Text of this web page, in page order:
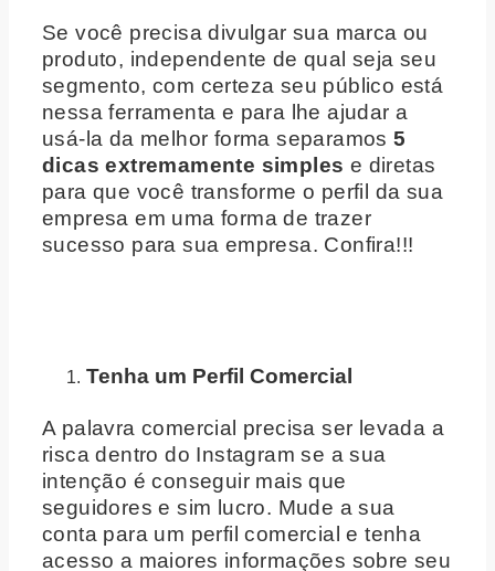
Se você precisa divulgar sua marca ou
produto, independente de qual seja seu
segmento, com certeza seu público está
nessa ferramenta e para lhe ajudar a
usá-la da melhor forma separamos 5
dicas extremamente simples e diretas
para que você transforme o perfil da sua
empresa em uma forma de trazer
sucesso para sua empresa. Confira!!!
Tenha um Perfil Comercial
A palavra comercial precisa ser levada a
risca dentro do Instagram se a sua
intenção é conseguir mais que
seguidores e sim lucro. Mude a sua
conta para um perfil comercial e tenha
acesso a maiores informações sobre seu